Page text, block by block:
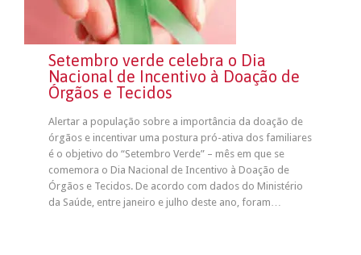
Setembro verde celebra o Dia
Nacional de Incentivo à Doação de
Órgãos e Tecidos
Alertar a população sobre a importância da doação de
órgãos e incentivar uma postura pró-ativa dos familiares
é o objetivo do “Setembro Verde” – mês em que se
comemora o Dia Nacional de Incentivo à Doação de
Órgãos e Tecidos. De acordo com dados do Ministério
da Saúde, entre janeiro e julho deste ano, foram…